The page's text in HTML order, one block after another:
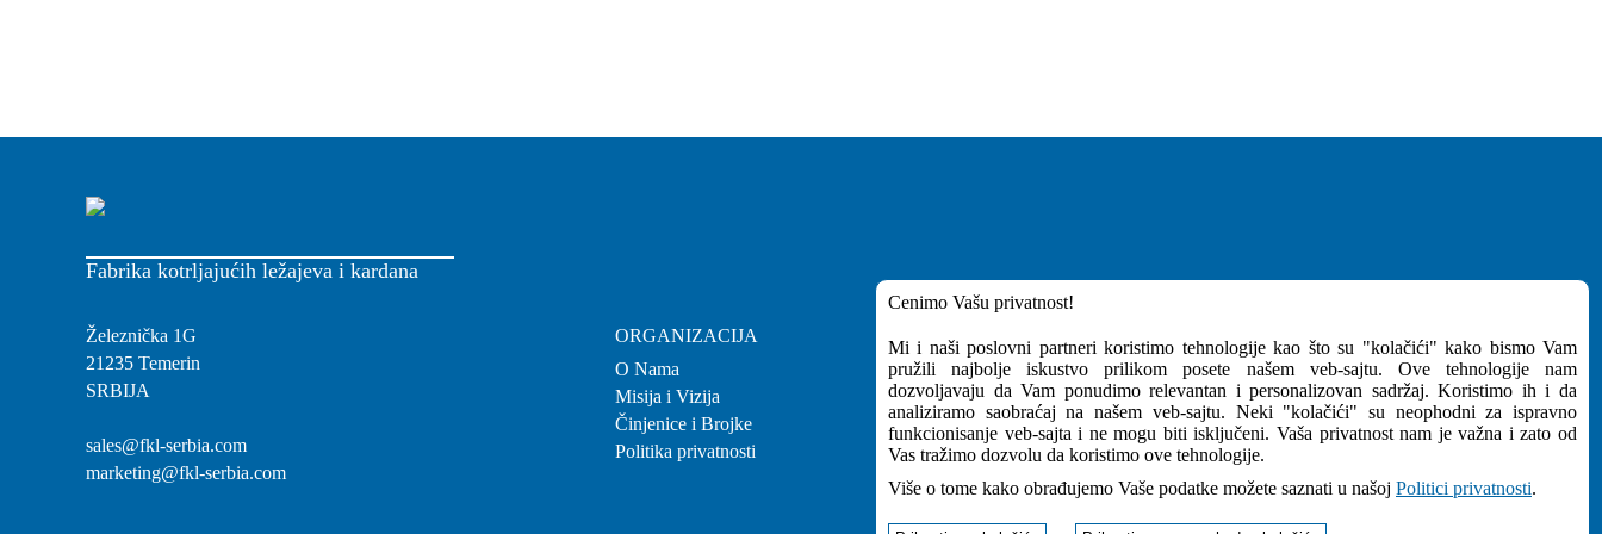
Fabrika kotrljajućih ležajeva i kardana
Železnička 1G
21235 Temerin
SRBIJA
sales@fkl-serbia.com
marketing@fkl-serbia.com
ORGANIZACIJA
O Nama
Misija i Vizija
Činjenice i Brojke
Politika privatnosti
KARIJERA
Karijera
Zaposlenje
Stručna praksa
Preuzimanja
NEWSletter
Pratite Nas
Cenimo Vašu privatnost!
Mi i naši poslovni partneri koristimo tehnologije kao što su "kolačići" kako bismo Vam
pružili najbolje iskustvo prilikom posete našem veb-sajtu. Ove tehnologije nam
dozvoljavaju da Vam ponudimo relevantan i personalizovan sadržaj. Koristimo ih i da
analiziramo saobraćaj na našem veb-sajtu. Neki "kolačići" su neophodni za ispravno
funkcionisanje veb-sajta i ne mogu biti isključeni. Vaša privatnost nam je važna i zato od
Vas tražimo dozvolu da koristimo ove tehnologije.
Više o tome kako obrađujemo Vaše podatke možete saznati u našoj Politici privatnosti.